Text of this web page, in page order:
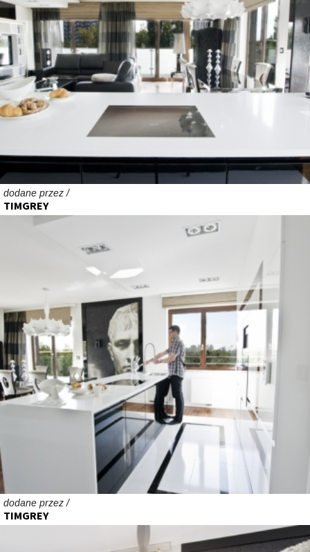
dodane przez /
TIMGREY
dodane przez /
TIMGREY